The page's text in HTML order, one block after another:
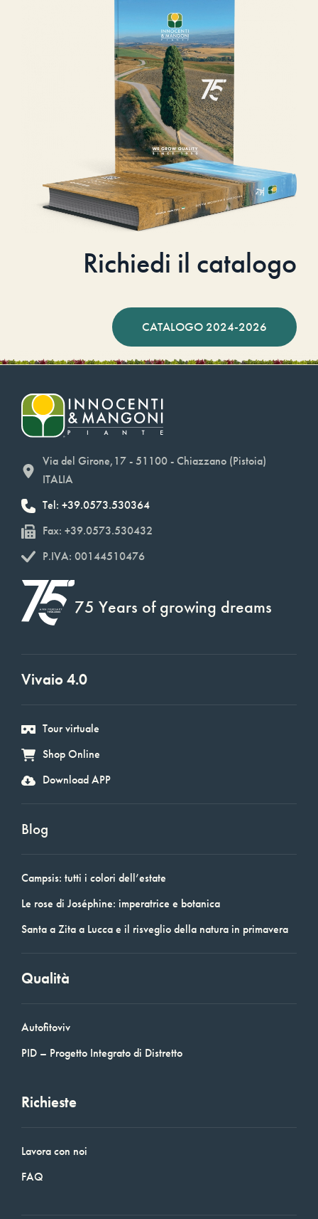
Richiedi il catalogo
CATALOGO 2024-2026
Via del Girone,17 - 51100 - Chiazzano (Pistoia)
ITALIA
Tel: +39.0573.530364
Fax: +39.0573.530432
P.IVA: 00144510476
75 Years of growing dreams
Vivaio 4.0
Tour virtuale
Shop Online
Download APP
Blog
Campsis: tutti i colori dell’estate
Le rose di Joséphine: imperatrice e botanica
Santa a Zita a Lucca e il risveglio della natura in primavera
Qualità
Autofitoviv
PID – Progetto Integrato di Distretto
Richieste
Lavora con noi
FAQ